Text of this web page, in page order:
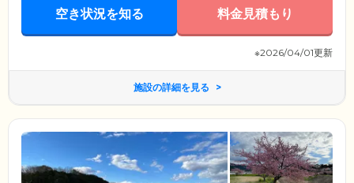
空き状況を知る 料金見積もり
※2026/04/01更新
施設の詳細を見る